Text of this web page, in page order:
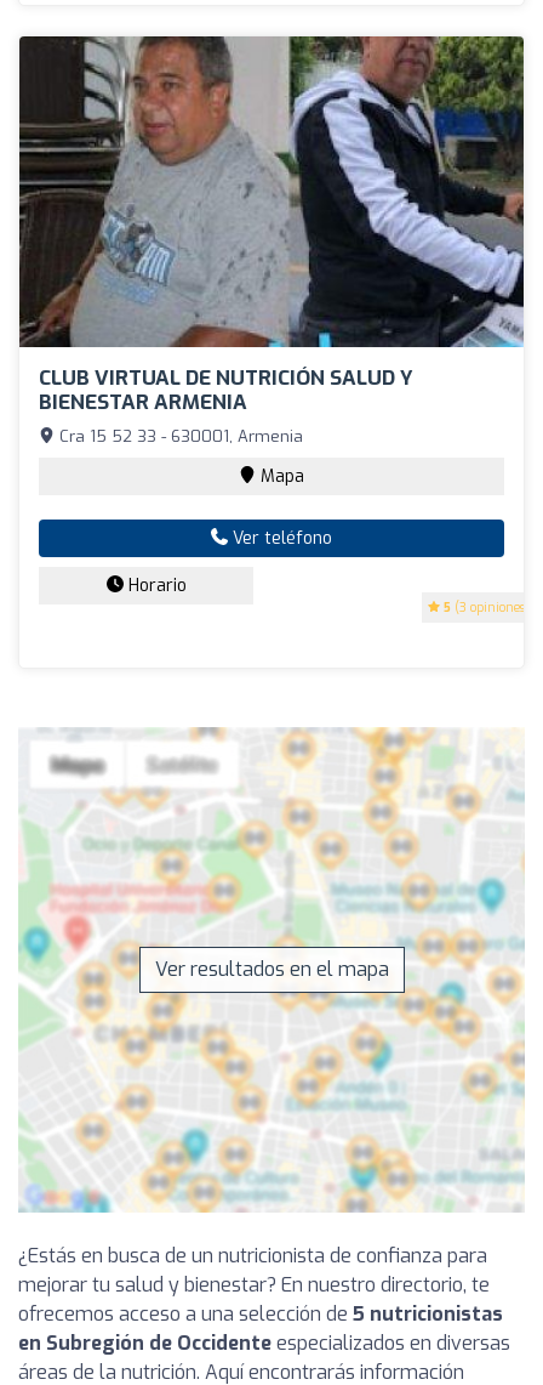
CLUB VIRTUAL DE NUTRICIÓN SALUD Y
BIENESTAR ARMENIA
5 (3 opiniones)
Cra 15 52 33 - 630001, Armenia
Mapa
Ver teléfono
Horario
Ver resultados en el mapa
¿Estás en busca de un nutricionista de confianza para
mejorar tu salud y bienestar? En nuestro directorio, te
ofrecemos acceso a una selección de 5 nutricionistas
en Subregión de Occidenteespecializados en diversas
áreas de la nutrición. Aquí encontrarás información